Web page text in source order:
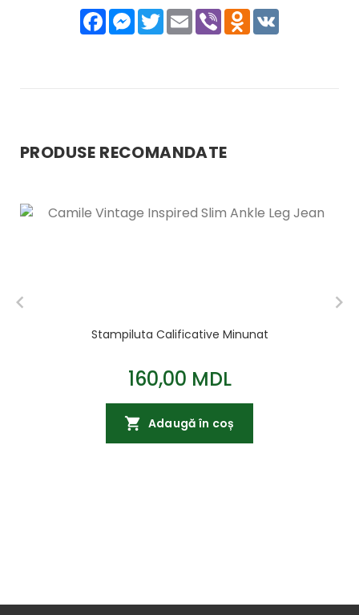
FacebookMessenger
TwitterEmailViberOdnoklassniki
PRODUSE RECOMANDATE
Stampiluta Calificative Minunat
160,00 MDL
Adaugă în coș